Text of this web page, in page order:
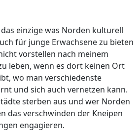
einzige was Norden kulturell
für junge Erwachsene zu bieten
vorstellen nach meinem
leben, wenn es dort keinen Ort
wo man verschiedenste
und sich auch vernetzen kann.
sterben aus und wer Norden
das verschwinden der Kneipen
engagieren.